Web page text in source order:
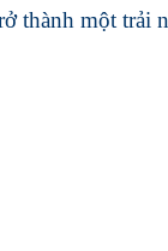
một trải